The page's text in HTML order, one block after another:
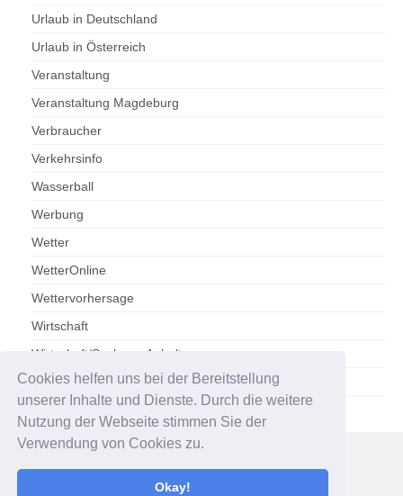
Cookies helfen uns bei der Bereitstellung
unserer Inhalte und Dienste. Durch die weitere
Nutzung der Webseite stimmen Sie der
Verwendung von Cookies zu.
Okay!
Urlaub in Deutschland
Urlaub in Österreich
Veranstaltung
Veranstaltung Magdeburg
Verbraucher
Verkehrsinfo
Wasserball
Werbung
Wetter
WetterOnline
Wettervorhersage
Wirtschaft
Wirtschaft/Sachsen-Anhalt
Zoo Magdeburg
Datenschutzerklärung